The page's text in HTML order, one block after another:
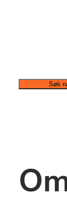
Søk